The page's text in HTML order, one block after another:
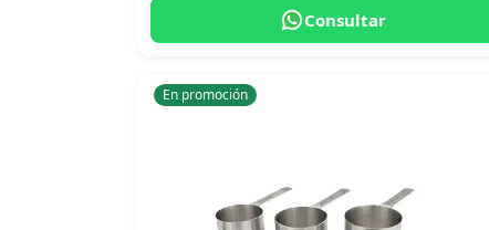
Consultar
En promoción